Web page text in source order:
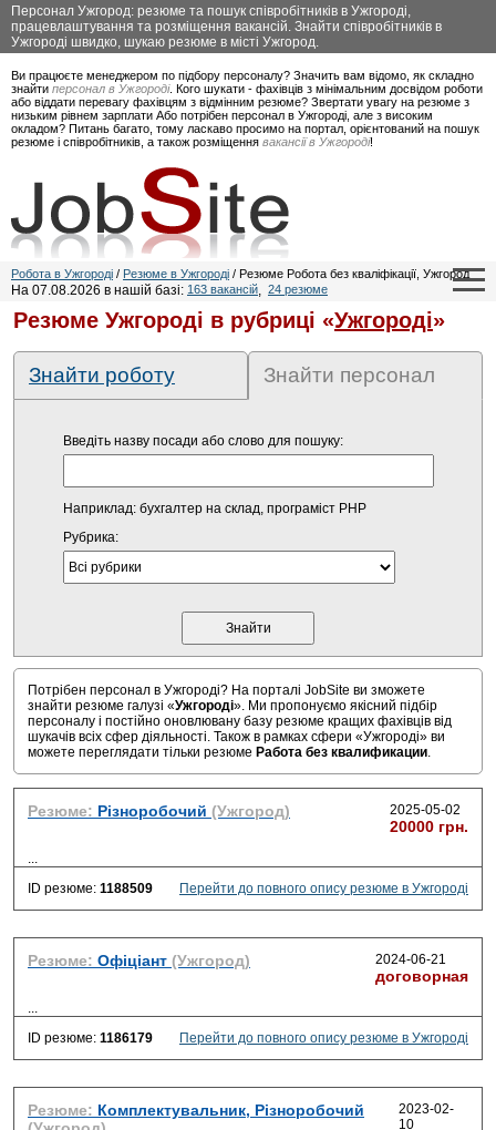
Персонал Ужгород: резюме та пошук співробітників в Ужгороді,
працевлаштування та розміщення вакансій. Знайти співробітників в
Ужгороді швидко, шукаю резюме в місті Ужгород.
Ви працюєте менеджером по підбору персоналу? Значить вам відомо, як складно
знайти персонал в Ужгороді. Кого шукати - фахівців з мінімальним досвідом роботи
або віддати перевагу фахівцям з відмінним резюме? Звертати увагу на резюме з
низьким рівнем зарплати Або потрібен персонал в Ужгороді, але з високим
окладом? Питань багато, тому ласкаво просимо на портал, орієнтований на пошук
резюме і співробітників, а також розміщення вакансії в Ужгороді!
Робота в Ужгороді / Резюме в Ужгороді / Резюме Робота без кваліфікації, Ужгород
На 07.08.2026 в нашій базі: 163 вакансій, 24 резюме
Резюме Ужгороді в рубриці «Ужгороді»
Знайти роботу Знайти персонал
Введіть назву посади або слово для пошуку:
Наприклад: бухгалтер на склад, програміст PHP
Рубрика:
Потрібен персонал в Ужгороді? На порталі JobSite ви зможете
знайти резюме галузі «Ужгороді». Ми пропонуємо якісний підбір
персоналу і постійно оновлювану базу резюме кращих фахівців від
шукачів всіх сфер діяльності. Також в рамках сфери «Ужгороді» ви
можете переглядати тільки резюме Работа без квалификации.
Резюме: Різноробочий (Ужгород) 2025-05-02
20000 грн.
...
ID резюме: 1188509 Перейти до повного опису резюме в Ужгороді
Резюме: Офіціант (Ужгород) 2024-06-21
договорная
...
ID резюме: 1186179 Перейти до повного опису резюме в Ужгороді
Резюме: Комплектувальник, Різноробочий
2023-02-
10